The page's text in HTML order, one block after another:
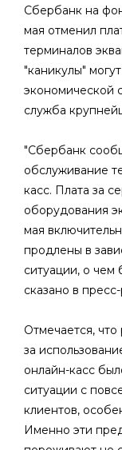
Сбербанк на
мая отменил
терминалов
"каникулы"
экономической
служба
"Сбербанк
обслуживание
касс. Плата за
оборудования
мая
продлены в
ситуации, о чем
сказано в
Отмечается,
за
онлайн-касс
ситуации с
клиентов,
Именно эти